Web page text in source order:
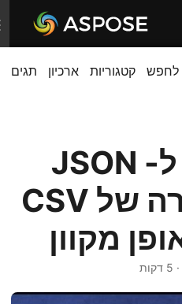
לחפש קטגוריות ארכיון תגים
מֵייבֵא CSV ל- JSON
ב- C# | המרה של CSV